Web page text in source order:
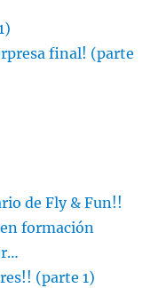
final! (parte
de Fly & Fun!!
formación
(parte 1)